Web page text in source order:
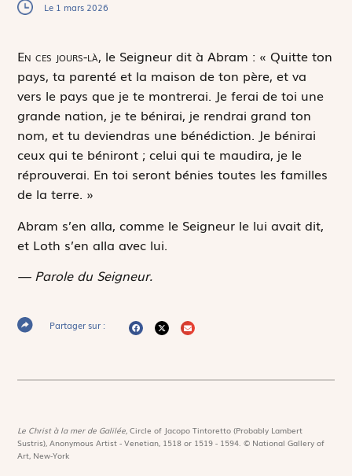
Le 1 mars 2026
En ces jours-là, le Seigneur dit à Abram : « Quitte ton
pays, ta parenté et la maison de ton père, et va
vers le pays que je te montrerai. Je ferai de toi une
grande nation, je te bénirai, je rendrai grand ton
nom, et tu deviendras une bénédiction. Je bénirai
ceux qui te béniront ; celui qui te maudira, je le
réprouverai. En toi seront bénies toutes les familles
de la terre. »
Abram s’en alla, comme le Seigneur le lui avait dit,
et Loth s’en alla avec lui.
— Parole du Seigneur.
Partager sur :
Le Christ à la mer de Galilée,Circle of Jacopo Tintoretto (Probably Lambert
Sustris), Anonymous Artist - Venetian, 1518 or 1519 - 1594. © National Gallery of
Art, New-York